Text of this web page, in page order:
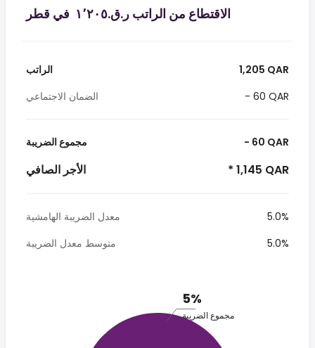
الاقتطاع من الراتب ر.ق.‏١٬٢٠٥ ‏ في قطر
الراتب
1,205 QAR
الضمان الاجتماعي
- 60 QAR
مجموع الضريبة - 60 QAR
الأجر الصافي * 1,145 QAR
معدل الضريبة الهامشية
5.0%
متوسط معدل الضريبة
5.0%
5%
مجموع الضريبة